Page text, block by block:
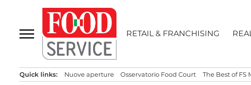
contenuto
RETAIL & FRANCHISING
Quick links: Nuove aperture Osservatorio Food Court The Best of FS